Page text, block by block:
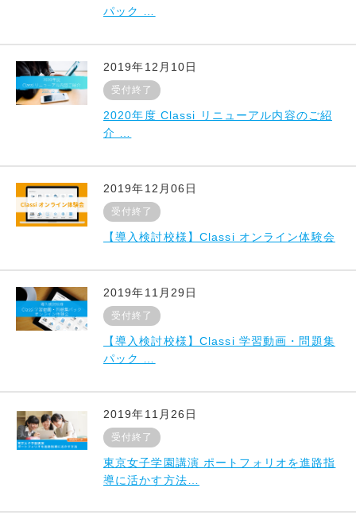
パック …
2019年12月10日
受付終了
2020年度 Classi リニューアル内容のご紹
介 …
2019年12月06日
受付終了
【導入検討校様】Classi オンライン体験会
2019年11月29日
受付終了
【導入検討校様】Classi 学習動画・問題集
パック …
2019年11月26日
受付終了
東京女子学園講演 ポートフォリオを進路指
導に活かす方法…